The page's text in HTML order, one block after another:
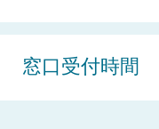
窓口受付時間